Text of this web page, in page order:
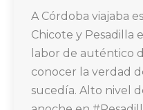
A Córdoba viajaba
Chicote y Pesadilla
labor de auténtico
conocer la verdad
sucedía. Alto nivel